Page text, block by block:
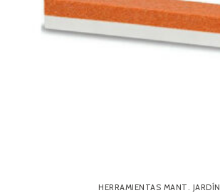
HERRAMIENTAS MANT. JARDÍN